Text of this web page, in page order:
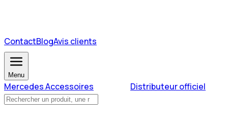
ContactBlogAvis clients
Menu
Mercedes Accessoires Distributeur officiel